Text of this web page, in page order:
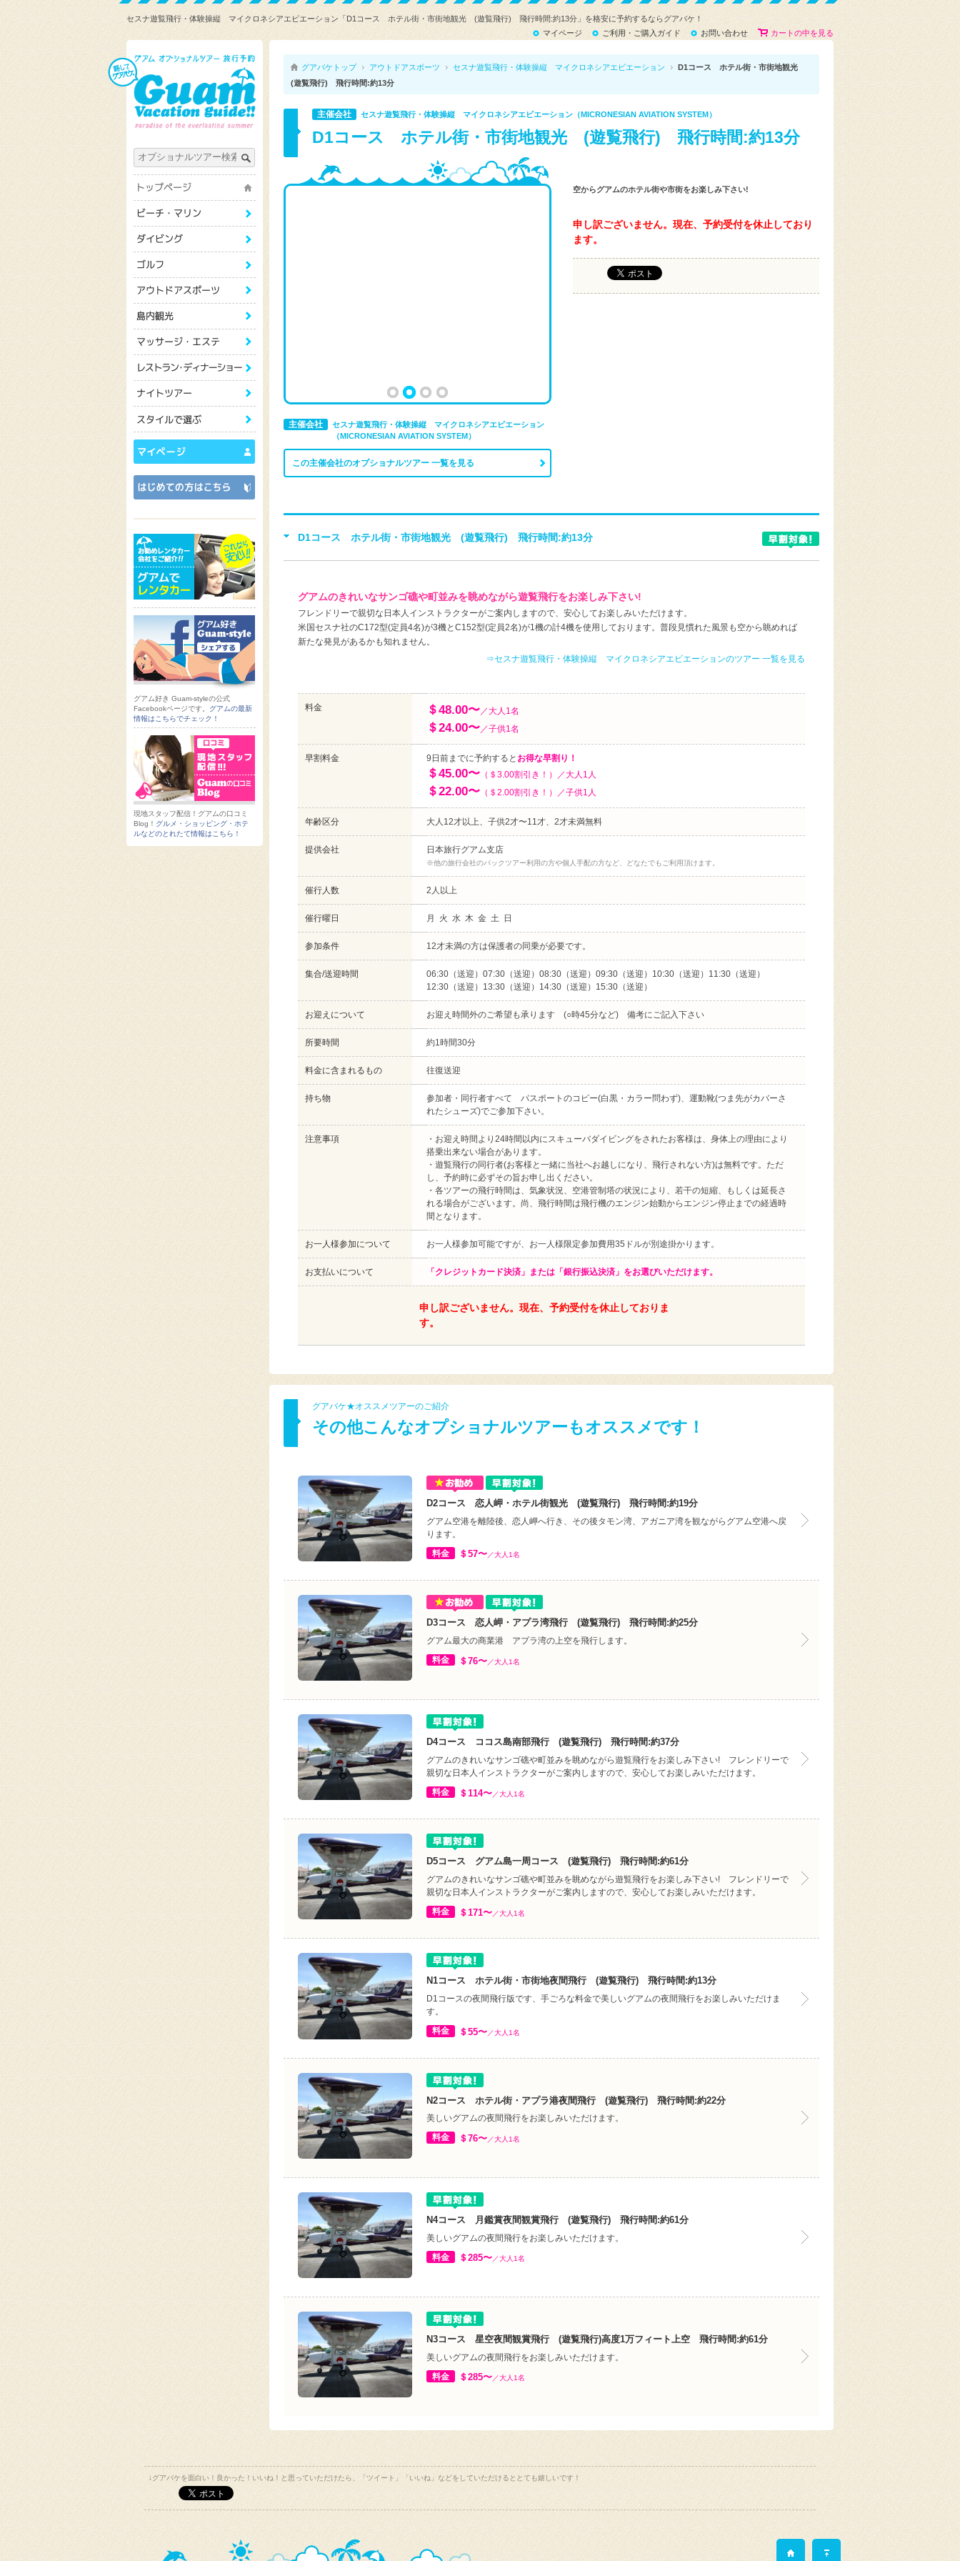
セスナ遊覧飛行・体験操縦 マイクロネシアエビエーション「D1コース ホテル街・市街地観光 (遊覧飛行) 飛行時間:約13分」を格安に予約するならグアバケ！
マイページ
ご利用・ご購入ガイド お問い合わせ カートの中を見る
グアム好き Guam-styleの公式
Facebookページです。 グアムの最新
情報はこちらでチェック！
現地スタッフ配信！グアムの口コミ
Blog！ グルメ・ショッピング・ホテ
ルなどのとれたて情報はこちら！
グアバケトップ アウトドアスポーツ セスナ遊覧飛行・体験操縦 マイクロネシアエビエーション
D1コース ホテル街・市街地観光
(遊覧飛行) 飛行時間:約13分
主催会社 セスナ遊覧飛行・体験操縦 マイクロネシアエビエーション（MICRONESIAN AVIATION SYSTEM）
D1コース ホテル街・市街地観光 (遊覧飛行) 飛行時間:約13分
主催会社
セスナ遊覧飛行・体験操縦 マイクロネシアエビエーション
（MICRONESIAN AVIATION SYSTEM）
この主催会社のオプショナルツアー 一覧を見る
空からグアムのホテル街や市街をお楽しみ下さい!
申し訳ございません。現在、予約受付を休止しており
ます。
D1コース ホテル街・市街地観光 (遊覧飛行) 飛行時間:約13分
グアムのきれいなサンゴ礁や町並みを眺めながら遊覧飛行をお楽しみ下さい!
フレンドリーで親切な日本人インストラクターがご案内しますので、安心してお楽しみいただけます。
米国セスナ社のC172型(定員4名)が3機とC152型(定員2名)が1機の計4機を使用しております。普段見慣れた風景も空から眺めれば
新たな発見があるかも知れません。
⇒セスナ遊覧飛行・体験操縦 マイクロネシアエビエーションのツアー 一覧を見る
料金 ＄48.00〜／大人1名
＄24.00〜／子供1名
早割料金 9日前までに予約すると お得な早割り！
＄45.00〜 （＄3.00割引き！）／大人1人
＄22.00〜 （＄2.00割引き！）／子供1人
年齢区分 大人12才以上、子供2才〜11才、2才未満無料
提供会社 日本旅行グアム支店
※他の旅行会社のパックツアー利用の方や個人手配の方など、どなたでもご利用頂けます。
催行人数 2人以上
催行曜日 月 火 水 木 金 土 日
参加条件 12才未満の方は保護者の同乗が必要です。
集合/送迎時間
06:30（送迎）07:30（送迎）08:30（送迎）09:30（送迎）10:30（送迎）11:30（送迎）
12:30（送迎）13:30（送迎）14:30（送迎）15:30（送迎）
お迎えについて お迎え時間外のご希望も承ります (○時45分など) 備考にご記入下さい
所要時間 約1時間30分
料金に含まれるもの 往復送迎
持ち物
参加者・同行者すべて パスポートのコピー(白黒・カラー問わず)、運動靴(つま先がカバーさ
れたシューズ)でご参加下さい。
注意事項
・お迎え時間より24時間以内にスキューバダイビングをされたお客様は、身体上の理由により
搭乗出来ない場合があります。
・遊覧飛行の同行者(お客様と一緒に当社へお越しになり、飛行されない方)は無料です。ただ
し、予約時に必ずその旨お申し出ください。
・各ツアーの飛行時間は、気象状況、空港管制塔の状況により、若干の短縮、もしくは延長さ
れる場合がございます。尚、飛行時間は飛行機のエンジン始動からエンジン停止までの経過時
間となります。
お一人様参加について お一人様参加可能ですが、お一人様限定参加費用35ドルが別途掛かります。
お支払いについて 「クレジットカード決済」または「銀行振込決済」をお選びいただけます。
申し訳ございません。現在、予約受付を休止しておりま
す。
グアバケ★オススメツアーのご紹介
その他こんなオプショナルツアーもオススメです！
D2コース 恋人岬・ホテル街観光 (遊覧飛行) 飛行時間:約19分
グアム空港を離陸後、恋人岬へ行き、その後タモン湾、アガニア湾を観ながらグアム空港へ戻
ります。
料金
＄57〜／大人1名
D3コース 恋人岬・アプラ湾飛行 (遊覧飛行) 飛行時間:約25分
グアム最大の商業港 アプラ湾の上空を飛行します。
料金
＄76〜／大人1名
D4コース ココス島南部飛行 (遊覧飛行) 飛行時間:約37分
グアムのきれいなサンゴ礁や町並みを眺めながら遊覧飛行をお楽しみ下さい! フレンドリーで
親切な日本人インストラクターがご案内しますので、安心してお楽しみいただけます。
料金
＄114〜／大人1名
D5コース グアム島一周コース (遊覧飛行) 飛行時間:約61分
グアムのきれいなサンゴ礁や町並みを眺めながら遊覧飛行をお楽しみ下さい! フレンドリーで
親切な日本人インストラクターがご案内しますので、安心してお楽しみいただけます。
料金
＄171〜／大人1名
N1コース ホテル街・市街地夜間飛行 (遊覧飛行) 飛行時間:約13分
D1コースの夜間飛行版です、手ごろな料金で美しいグアムの夜間飛行をお楽しみいただけま
す。
料金
＄55〜／大人1名
N2コース ホテル街・アプラ港夜間飛行 (遊覧飛行) 飛行時間:約22分
美しいグアムの夜間飛行をお楽しみいただけます。
料金
＄76〜／大人1名
N4コース 月鑑賞夜間観賞飛行 (遊覧飛行) 飛行時間:約61分
美しいグアムの夜間飛行をお楽しみいただけます。
料金
＄285〜／大人1名
N3コース 星空夜間観賞飛行 (遊覧飛行)高度1万フィート上空 飛行時間:約61分
美しいグアムの夜間飛行をお楽しみいただけます。
料金
＄285〜／大人1名
↓グアバケを面白い！良かった！いいね！と思っていただけたら、「ツイート」「いいね」などをしていただけるととても嬉しいです！